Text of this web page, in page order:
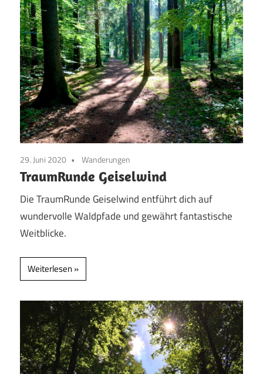
29. Juni 2020 Wanderungen
TraumRunde Geiselwind
Die TraumRunde Geiselwind entführt dich auf
wundervolle Waldpfade und gewährt fantastische
Weitblicke.
Weiterlesen